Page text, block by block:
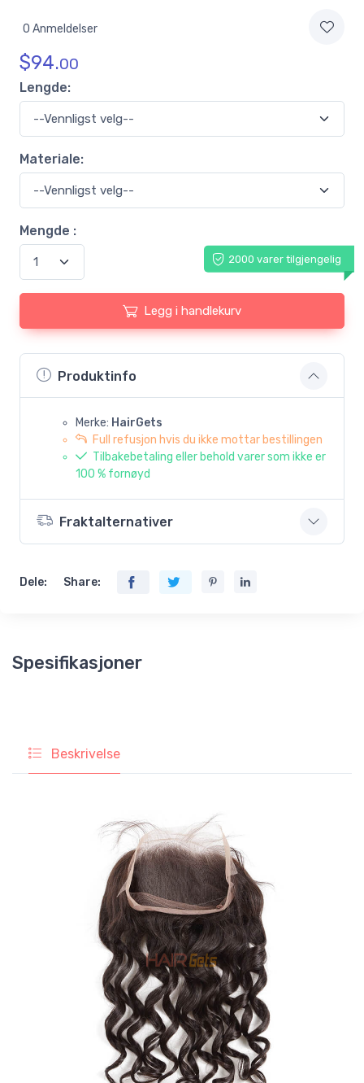
0 Anmeldelser
$94.00
Lengde:
Materiale:
Mengde :
2000 varer tilgjengelig
Legg i handlekurv
Produktinfo
Merke: HairGets
Full refusjon hvis du ikke mottar bestillingen
Tilbakebetaling eller behold varer som ikke er
100 % fornøyd
Fraktalternativer
Dele: Share:
Spesifikasjoner
Beskrivelse